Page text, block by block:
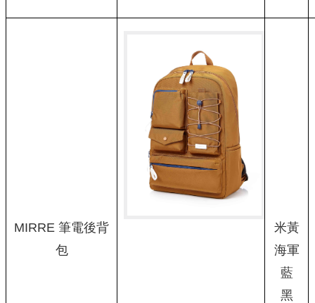
MIRRE 筆電後背
包
米黃
海軍
藍
黑